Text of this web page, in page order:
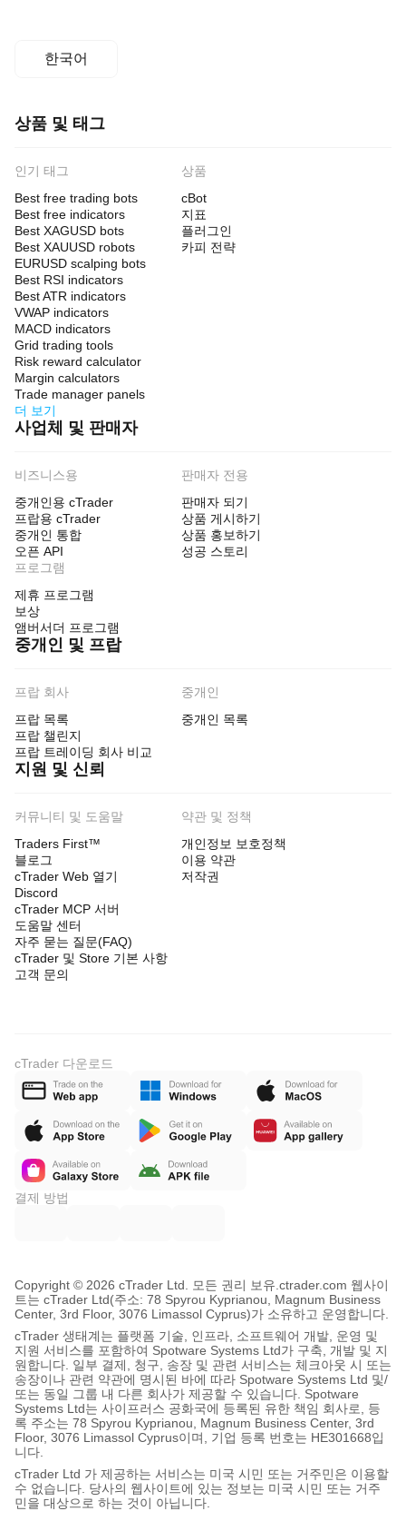
한국어
상품 및 태그
인기 태그
Best free trading bots
Best free indicators
Best XAGUSD bots
Best XAUUSD robots
EURUSD scalping bots
Best RSI indicators
Best ATR indicators
VWAP indicators
MACD indicators
Grid trading tools
Risk reward calculator
Margin calculators
Trade manager panels
더 보기
상품
cBot
지표
플러그인
카피 전략
사업체 및 판매자
비즈니스용
중개인용 cTrader
프랍용 cTrader
중개인 통합
오픈 API
판매자 전용
판매자 되기
상품 게시하기
상품 홍보하기
성공 스토리
프로그램
제휴 프로그램
보상
앰버서더 프로그램
중개인 및 프랍
프랍 회사
프랍 목록
프랍 챌린지
프랍 트레이딩 회사 비교
중개인
중개인 목록
지원 및 신뢰
커뮤니티 및 도움말
Traders First™
블로그
cTrader Web 열기
Discord
cTrader MCP 서버
도움말 센터
자주 묻는 질문(FAQ)
cTrader 및 Store 기본 사항
고객 문의
약관 및 정책
개인정보 보호정책
이용 약관
저작권
cTrader 다운로드
결제 방법
Copyright © 2026 cTrader Ltd. 모든 권리 보유. ctrader.com 웹사이
트는 cTrader Ltd(주소: 78 Spyrou Kyprianou, Magnum Business
Center, 3rd Floor, 3076 Limassol Cyprus)가 소유하고 운영합니다.
cTrader 생태계는 플랫폼 기술, 인프라, 소프트웨어 개발, 운영 및
지원 서비스를 포함하여 Spotware Systems Ltd가 구축, 개발 및 지
원합니다. 일부 결제, 청구, 송장 및 관련 서비스는 체크아웃 시 또는
송장이나 관련 약관에 명시된 바에 따라 Spotware Systems Ltd 및/
또는 동일 그룹 내 다른 회사가 제공할 수 있습니다. Spotware
Systems Ltd는 사이프러스 공화국에 등록된 유한 책임 회사로, 등
록 주소는 78 Spyrou Kyprianou, Magnum Business Center, 3rd
Floor, 3076 Limassol Cyprus이며, 기업 등록 번호는 HE301668입
니다.
cTrader Ltd 가 제공하는 서비스는 미국 시민 또는 거주민은 이용할
수 없습니다. 당사의 웹사이트에 있는 정보는 미국 시민 또는 거주
민을 대상으로 하는 것이 아닙니다.